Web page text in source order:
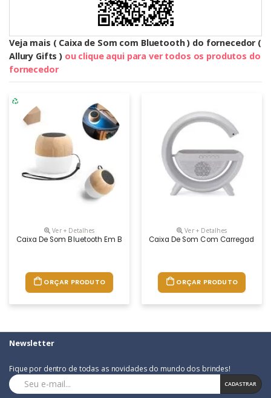
Veja mais ( Caixa de Som com Bluetooth ) do fornecedor (
Allury Gifts ) ou clique aqui para ver todos os produtos do
fornecedor
Ver + Detalhes
Caixa De Som Bluetooth Em Bambu Com Luzes Led
ORÇAR PRODUTO
Ver + Detalhes
Caixa De Som Com Carregador
ORÇAR PRODUTO
Newsletter
Fique por dentro de todas as novidades do mundo dos brindes!
CADASTRAR